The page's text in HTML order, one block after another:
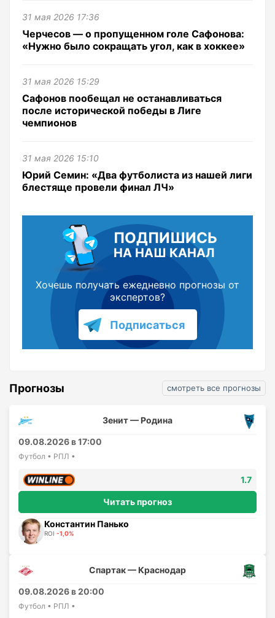
31 мая 2026 17:36
Черчесов — о пропущенном голе Сафонова:
«Нужно было сокращать угол, как в хоккее»
31 мая 2026 15:29
Сафонов пообещал не останавливаться
после исторической победы в Лиге
чемпионов
31 мая 2026 15:10
Юрий Семин: «Два футболиста из нашей лиги
блестяще провели финал ЛЧ»
ПОДПИШИСЬ
НА НАШ КАНАЛ
Хочешь получать ежедневно прогнозы от
экспертов?
Подписаться
Прогнозы смотреть все прогнозы
Зенит — Родина
09.08.2026 в 17:00
Футбол • РПЛ •
1.7
Читать прогноз
Константин Панько
ROI -1,0%
Спартак — Краснодар
09.08.2026 в 20:00
Футбол • РПЛ •